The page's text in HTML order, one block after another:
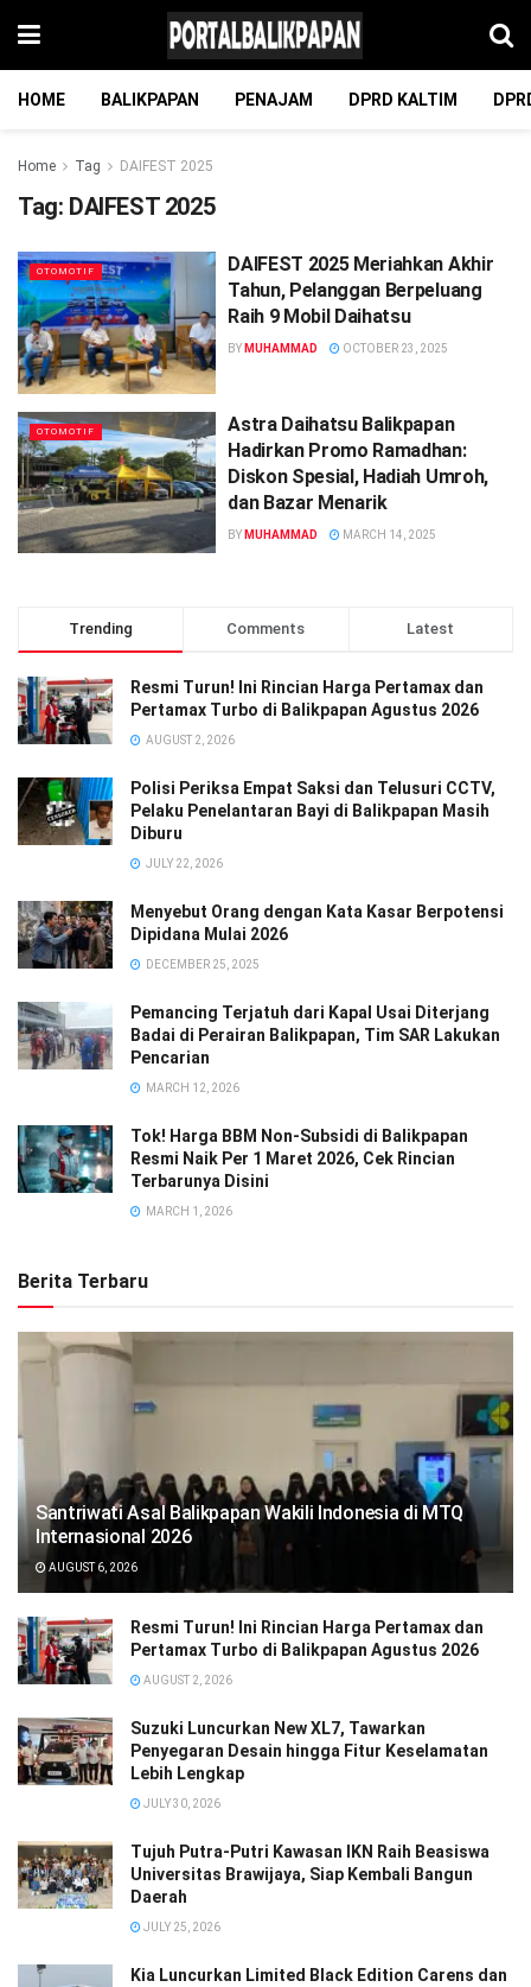
HOME BALIKPAPAN PENAJAM DPRD KALTIM
Home Tag DAIFEST 2025
Tag: DAIFEST 2025
OTOMOTIF
DAIFEST 2025 Meriahkan Akhir
Tahun, Pelanggan Berpeluang
Raih 9 Mobil Daihatsu
BY MUHAMMAD OCTOBER 23, 2025
OTOMOTIF
Astra Daihatsu Balikpapan
Hadirkan Promo Ramadhan:
Diskon Spesial, Hadiah Umroh,
dan Bazar Menarik
BY MUHAMMAD MARCH 14, 2025
Trending Comments Latest
Resmi Turun! Ini Rincian Harga Pertamax dan
Pertamax Turbo di Balikpapan Agustus 2026
AUGUST 2, 2026
Polisi Periksa Empat Saksi dan Telusuri CCTV,
Pelaku Penelantaran Bayi di Balikpapan Masih
Diburu
JULY 22, 2026
Menyebut Orang dengan Kata Kasar Berpotensi
Dipidana Mulai 2026
DECEMBER 25, 2025
Pemancing Terjatuh dari Kapal Usai Diterjang
Badai di Perairan Balikpapan, Tim SAR Lakukan
Pencarian
MARCH 12, 2026
Tok! Harga BBM Non-Subsidi di Balikpapan
Resmi Naik Per 1 Maret 2026, Cek Rincian
Terbarunya Disini
MARCH 1, 2026
Berita Terbaru
Santriwati Asal Balikpapan Wakili Indonesia di MTQ
Internasional 2026
AUGUST 6, 2026
Resmi Turun! Ini Rincian Harga Pertamax dan
Pertamax Turbo di Balikpapan Agustus 2026
AUGUST 2, 2026
Suzuki Luncurkan New XL7, Tawarkan
Penyegaran Desain hingga Fitur Keselamatan
Lebih Lengkap
JULY 30, 2026
Tujuh Putra-Putri Kawasan IKN Raih Beasiswa
Universitas Brawijaya, Siap Kembali Bangun
Daerah
JULY 25, 2026
Kia Luncurkan Limited Black Edition Carens dan